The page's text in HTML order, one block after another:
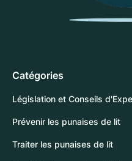
Catégories
Législation et Conseils
Prévenir les punaises de lit
Traiter les punaises de lit